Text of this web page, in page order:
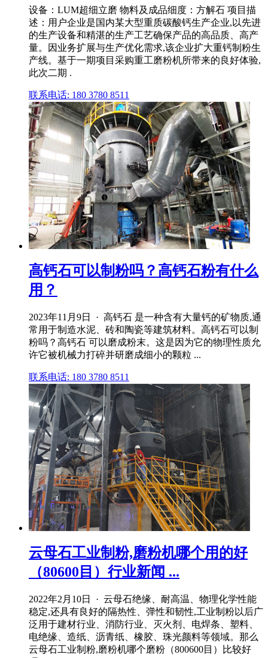
设备：LUM超细立磨 物料及成品细度：方解石 项目描
述：用户企业是国内某大型重质碳酸钙生产企业,以先进
的生产设备和精湛的生产工艺确保产品的高品质、高产
量。因业务扩展与生产优化需求,该企业扩大重钙制粉生
产线。基于一期项目采购重工磨粉机所带来的良好体验,
此次二期 .
联系电话: 180 3780 8511
高钙石可以制粉吗？高钙石粉有什么
用？
2023年11月9日 · 高钙石 是一种含有大量钙的矿物质,通
常用于制造水泥、砖和陶瓷等建筑材料。高钙石可以制
粉吗？高钙石 可以磨成粉末。这是因为它的物理性质允
许它被机械力打碎并研磨成细小的颗粒 ...
联系电话: 180 3780 8511
云母石工业制粉,磨粉机哪个用的好
（80600目）行业新闻 ...
2022年2月10日 · 云母石绝缘、耐高温、物理化学性能
稳定,还具有良好的隔热性、弹性和韧性,工业制粉以后广
泛用于建材行业、消防行业、灭火剂、电焊条、塑料、
电绝缘、造纸、沥青纸、橡胶、珠光颜料等领域。那么
云母石工业制粉,磨粉机哪个磨粉（800600目）比较好